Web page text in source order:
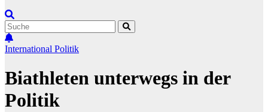
International Politik
Biathleten unterwegs in der
Politik